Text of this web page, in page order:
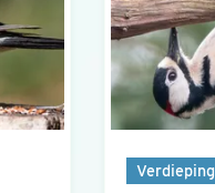
Verdieping